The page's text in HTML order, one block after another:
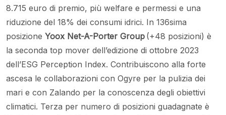
8.715 euro di premio, più welfare e permessi e una
riduzione del 18% dei consumi idrici. In 136sima
posizione Yoox Net-A-Porter Group (+48 posizioni) è
la seconda top mover dell’edizione di ottobre 2023
dell’ESG Perception Index. Contribuiscono alla forte
ascesa le collaborazioni con Ogyre per la pulizia dei
mari e con Zalando per la conoscenza degli obiettivi
climatici. Terza per numero di posizioni guadagnate è